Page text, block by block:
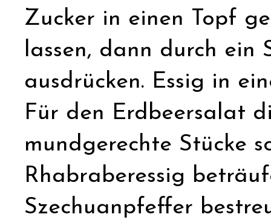
Zucker in einen Topf
lassen, dann durch
ausdrücken. Essig in
Für den Erdbeersalat
mundgerechte Stücke
Rhabraberessig
Szechuanpfeffer